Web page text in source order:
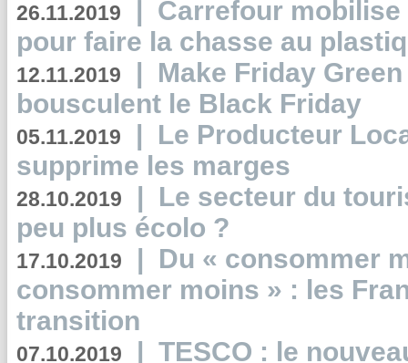
26.11.2019 | Carrefour
pour faire la chasse au
12.11.2019 | Make Friday
bousculent le Black Friday
05.11.2019 | Le Producteur
supprime les marges
28.10.2019 | Le secteur du
peu plus écolo ?
17.10.2019 | Du « consommer
consommer moins » : les
transition
07.10.2019 | TESCO : le